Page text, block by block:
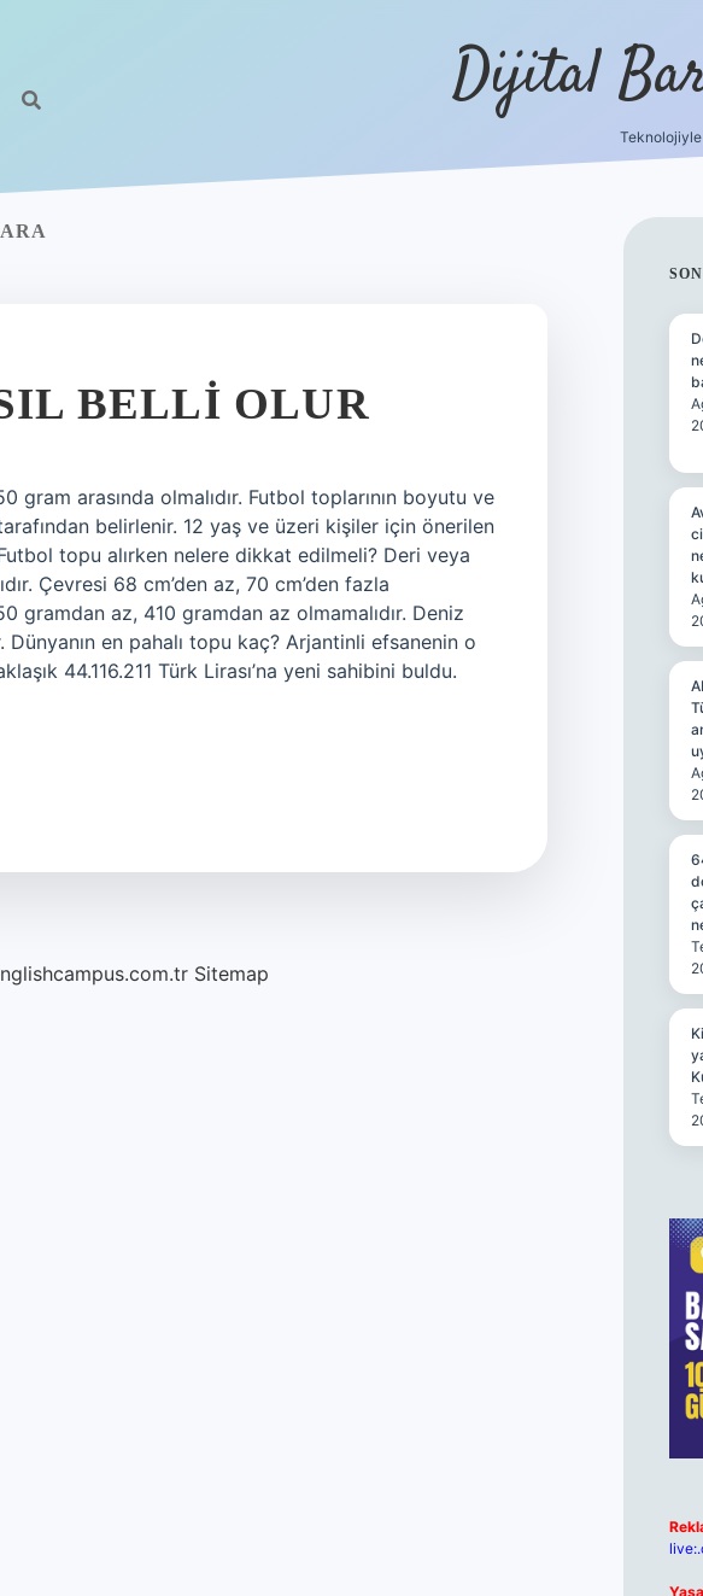
Dijital
BELLI OLUR
gram arasında olmalıdır. Futbol toplarının boyutu ve
belirlenir. 12 yaş ve üzeri kişiler için önerilen
topu alırken nelere dikkat edilmeli? Deri veya
Çevresi 68 cm’den az, 70 cm’den fazla
gramdan az, 410 gramdan az olmamalıdır. Deniz
Dünyanın en pahalı topu kaç? Arjantinli efsanenin o
44.116.211 Türk Lirası’na yeni sahibini buldu.
Sitemap